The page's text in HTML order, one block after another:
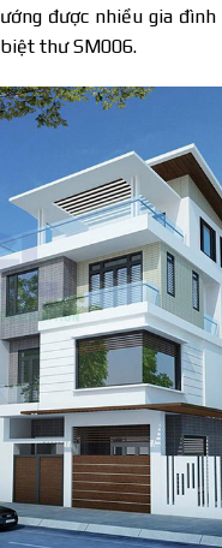
được nhiều gia
thư SM006.